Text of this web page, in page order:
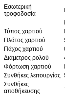
Εσωτερική
τροφοδοσία
Τύπος χαρτιού
Πλάτος χαρτιού
Πάχος χαρτιού
Διάμετρος ρολού
Φόρτωση χαρτιού
Συνθήκες λειτουργίας
Συνθήκες
αποθήκευσης